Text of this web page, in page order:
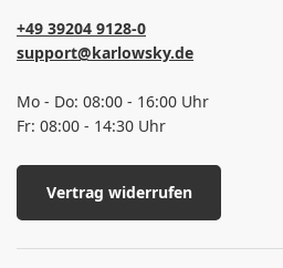
+49 39204 9128-0
support@karlowsky.de
Mo - Do: 08:00 - 16:00 Uhr
Fr: 08:00 - 14:30 Uhr
Vertrag widerrufen